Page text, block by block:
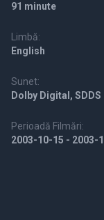
91 minute
Limbă:
English
Sunet:
Dolby Digital, SDDS
Perioadă Filmări:
2003-10-15 - 2003-